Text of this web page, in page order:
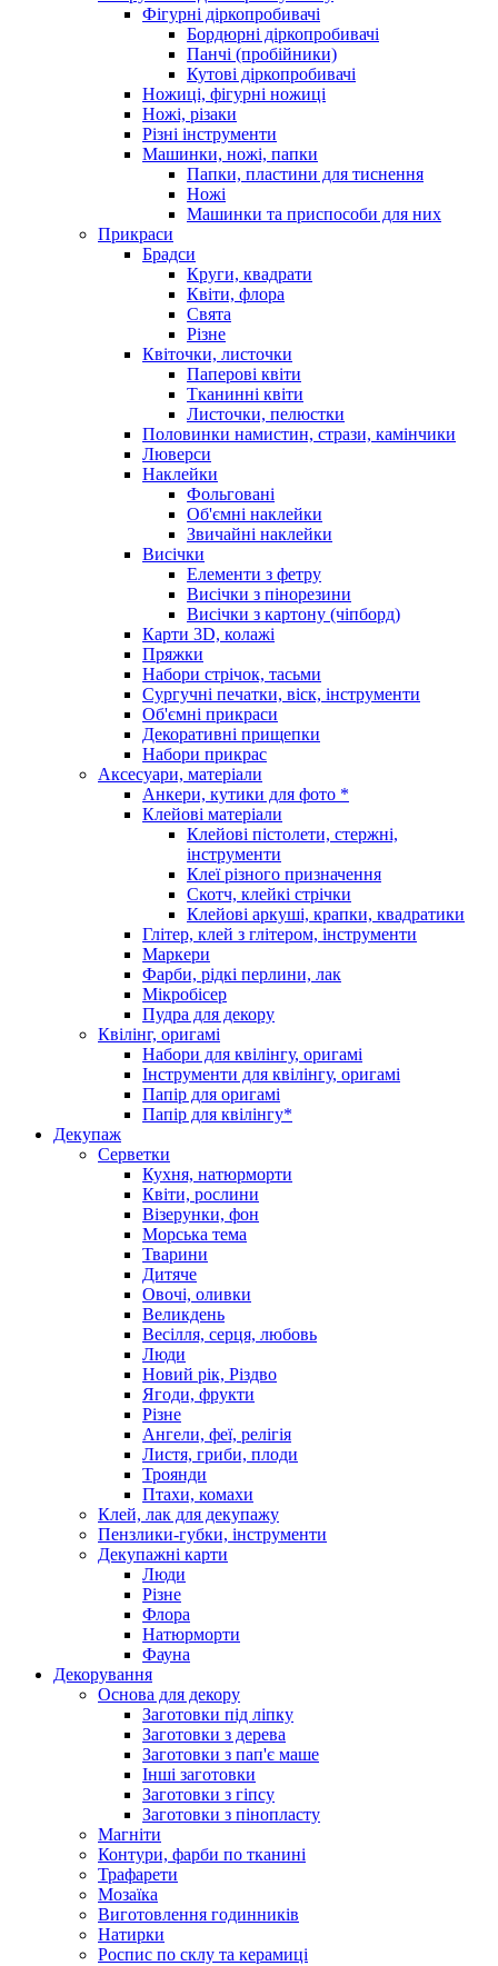
Фігурні діркопробивачі
Бордюрні діркопробивачі
Панчі (пробійники)
Кутові діркопробивачі
Ножиці, фігурні ножиці
Ножі, різаки
Різні інструменти
Машинки, ножі, папки
Папки, пластини для тиснення
Ножі
Машинки та приспособи для них
Прикраси
Брадси
Круги, квадрати
Квіти, флора
Свята
Різне
Квіточки, листочки
Паперові квіти
Тканинні квіти
Листочки, пелюстки
Половинки намистин, стрази, камінчики
Люверси
Наклейки
Фольговані
Об'ємні наклейки
Звичайні наклейки
Висічки
Елементи з фетру
Висічки з пінорезини
Висічки з картону (чіпборд)
Карти 3D, колажі
Пряжки
Набори стрічок, тасьми
Сургучні печатки, віск, інструменти
Об'ємні прикраси
Декоративні прищепки
Набори прикрас
Аксесуари, матеріали
Анкери, кутики для фото *
Клейові матеріали
Клейові пістолети, стержні,
інструменти
Клеї різного призначення
Скотч, клейкі стрічки
Клейові аркуші, крапки, квадратики
Глітер, клей з глітером, інструменти
Маркери
Фарби, рідкі перлини, лак
Мікробісер
Пудра для декору
Квілінг, оригамі
Набори для квілінгу, оригамі
Інструменти для квілінгу, оригамі
Папір для оригамі
Папір для квілінгу*
Декупаж
Серветки
Кухня, натюрморти
Квіти, рослини
Візерунки, фон
Морська тема
Тварини
Дитяче
Овочі, оливки
Великдень
Весілля, серця, любовь
Люди
Новий рік, Різдво
Ягоди, фрукти
Різне
Ангели, феї, релігія
Листя, гриби, плоди
Троянди
Птахи, комахи
Клей, лак для декупажу
Пензлики-губки, інструменти
Декупажні карти
Люди
Різне
Флора
Натюрморти
Фауна
Декорування
Основа для декору
Заготовки під ліпку
Заготовки з дерева
Заготовки з пап'є маше
Інші заготовки
Заготовки з гіпсу
Заготовки з пінопласту
Магніти
Контури, фарби по тканині
Трафарети
Мозаїка
Виготовлення годинників
Натирки
Роспис по склу та керамиці